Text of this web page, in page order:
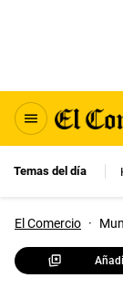
Temas del día
El Comercio ·